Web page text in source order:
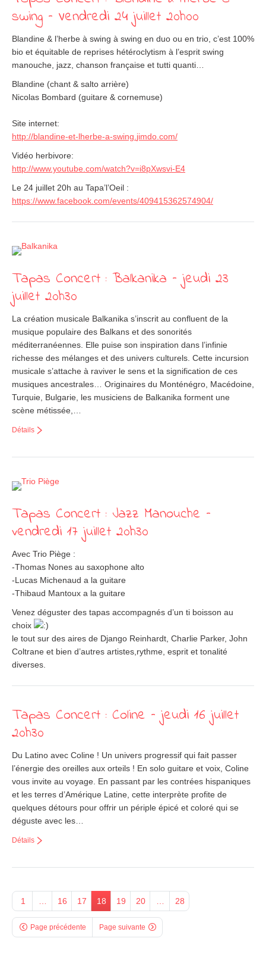
swing – Vendredi 24 juillet 20h00
Blandine & l’herbe à swing à swing en duo ou en trio, c’est 100%
bio et équitable de reprises hétéroclytism à l’esprit swing
manouche, jazz, chanson française et tutti quanti…
Blandine (chant & salto arrière)
Nicolas Bombard (guitare & cornemuse)
Site internet:
http://blandine-et-lherbe-a-swing. jimdo.com/
Vidéo herbivore:
http://www.youtube.com/watch?v=i8pXwsvi-E4
Le 24 juillet 20h au Tapa’l’Oeil :
https://www.facebook.com/events/409415362574904/
Tapas Concert : Balkanika – jeudi 23
juillet 20h30
La création musicale Balkanika s’inscrit au confluent de la
musique populaire des Balkans et des sonorités
méditerranéennes. Elle puise son inspiration dans l’infinie
richesse des mélanges et des univers culturels. Cette incursion
musicale s’attache à raviver le sens et la signification de ces
musiques ancestrales… Originaires du Monténégro, Macédoine,
Turquie, Bulgarie, les musiciens de Balkanika forment une
scène métissée,…
Détails
Tapas Concert : Jazz Manouche –
vendredi 17 juillet 20h30
Avec Trio Piège :
-Thomas Nones au saxophone alto
-Lucas Michenaud a la guitare
-Thibaud Mantoux a la guitare
Venez déguster des tapas accompagnés d’un ti boisson au
choix
le tout sur des aires de Django Reinhardt, Charlie Parker, John
Coltrane et bien d’autres artistes,rythme, esprit et tonalité
diverses.
Tapas Concert : Coline – jeudi 16 juillet
20h30
Du Latino avec Coline ! Un univers progressif qui fait passer
l’énergie des oreilles aux orteils ! En solo guitare et voix, Coline
vous invite au voyage. En passant par les contrées hispaniques
et les terres d’Amérique Latine, cette interprète profite de
quelques détours pour offrir un périple épicé et coloré qui se
déguste avec les…
Détails
1 16 17 18 19 20 28
Page précédente Page suivante